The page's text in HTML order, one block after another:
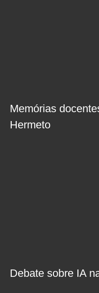
Memórias
Hermeto
Debate sobre IA